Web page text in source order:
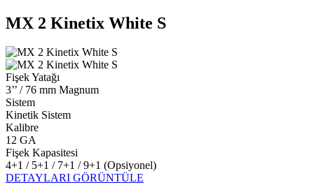
MX 2 Kinetix White S
Fişek Yatağı
3’’ / 76 mm Magnum
Sistem
Kinetik Sistem
Kalibre
12 GA
Fişek Kapasitesi
4+1 / 5+1 / 7+1 / 9+1 (Opsiyonel)
DETAYLARI GÖRÜNTÜLE